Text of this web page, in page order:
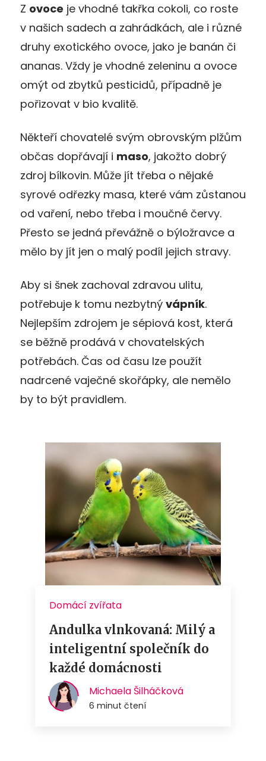
Z ovoce je vhodné takřka cokoli, co roste
v našich sadech a zahrádkách, ale i různé
druhy exotického ovoce, jako je banán či
ananas. Vždy je vhodné zeleninu a ovoce
omýt od zbytků pesticidů, případně je
pořizovat v bio kvalitě.
Někteří chovatelé svým obrovským plžům
občas dopřávají i maso, jakožto dobrý
zdroj bílkovin. Může jít třeba o nějaké
syrové odřezky masa, které vám zůstanou
od vaření, nebo třeba i moučné červy.
Přesto se jedná převážně o býložravce a
mělo by jít jen o malý podíl jejich stravy.
Aby si šnek zachoval zdravou ulitu,
potřebuje k tomu nezbytný vápník.
Nejlepším zdrojem je sépiová kost, která
se běžně prodává v chovatelských
potřebách. Čas od času lze použít
nadrcené vaječné skořápky, ale nemělo
by to být pravidlem.